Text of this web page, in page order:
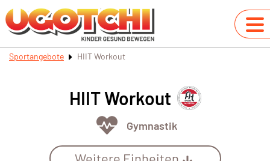
Sportangebote HIIT Workout
HIIT Workout
Gymnastik